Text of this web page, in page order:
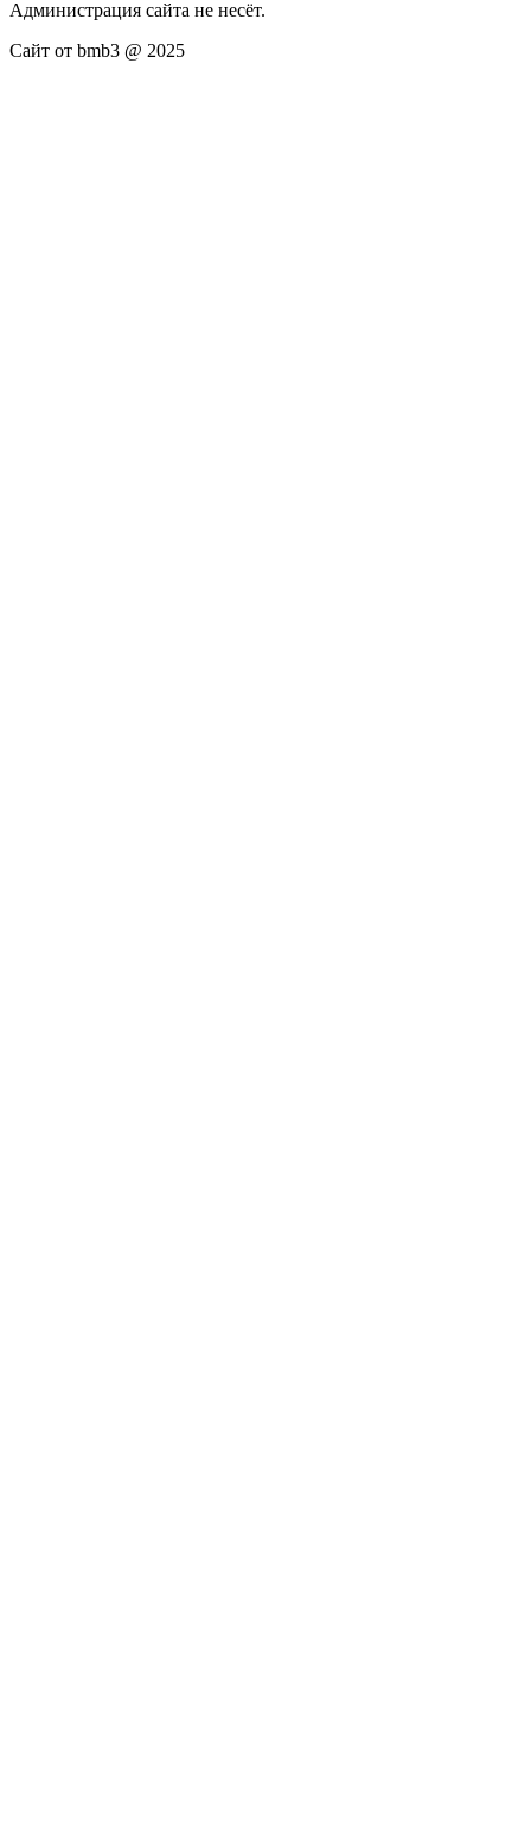
Администрация сайта не несёт.
Сайт от bmb3 @ 2025